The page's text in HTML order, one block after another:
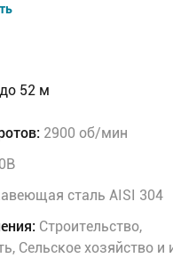
52 м
2900 об/мин
сталь AISI 304
Строительство,
Сельское хозяйство и